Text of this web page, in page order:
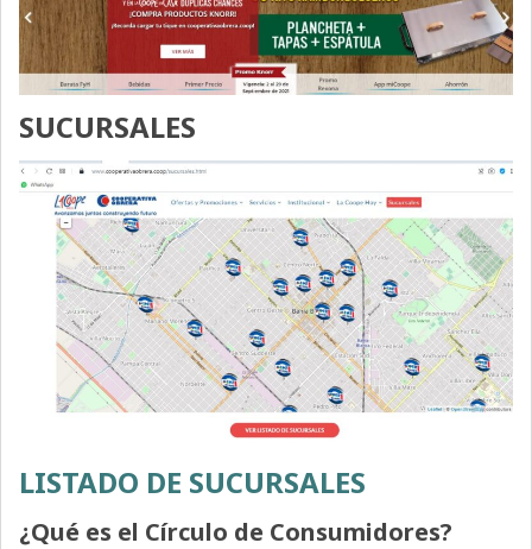
SUCURSALES
LISTADO DE SUCURSALES
¿Qué es el Círculo de Consumidores?